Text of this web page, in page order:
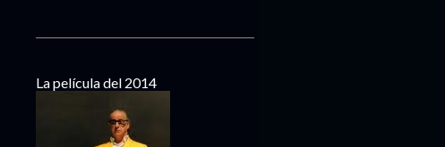
La película del 2014